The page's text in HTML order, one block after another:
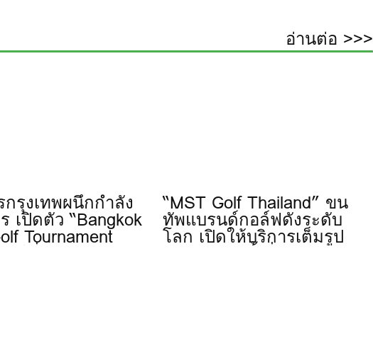
อ่านต่อ >>>
รุงเทพผนึกกำลัง
เปิดตัว “Bangkok
Tournament
ปีที่ 11
“MST Golf Thailand” ขน
ทัพแบรนด์กอล์ฟดังระดับ
โลก เปิดให้บริการเต็มรูป
แบบแล้ววันนี้ ที่ชาญอิสสระ